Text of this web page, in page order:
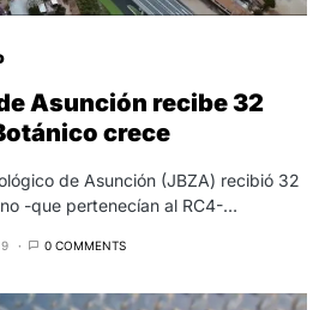
Asunción recibe 32
crece
de Asunción (JBZA) recibió 32
-que pertenecían al RC4-…
0 COMMENTS